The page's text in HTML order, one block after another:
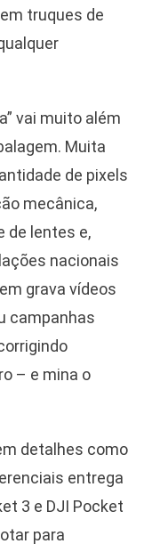
truques de
vai muito além
Muita
de pixels
mecânica,
de lentes e,
nacionais
grava vídeos
campanhas
– e mina o
detalhes como
entrega
3 e DJI Pocket
para